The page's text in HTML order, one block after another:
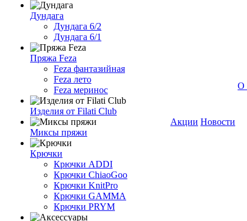
Дундага
Дундага 6/2
Дундага 6/1
Пряжа Feza
Feza фантазийная
Feza лето
Feza меринос
Изделия от Filati Club
Миксы пряжи
Крючки
Крючки ADDI
Крючки ChiaoGoo
Крючки KnitPro
Крючки GAMMA
Крючки PRYM
Акции Новости
О